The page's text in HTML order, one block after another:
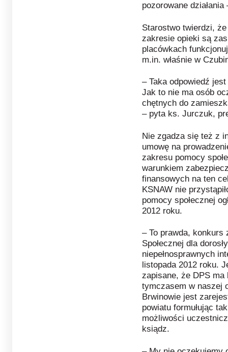
pozorowane
Starostwo twierdzi,
zakresie opieki są
placówkach
m.in. właśnie w
– Taka odpowiedź
Jak to nie ma osób
chętnych do
– pyta ks. Jurczuk,
Nie zgadza się też z
umowę na
zakresu pomocy
warunkiem
finansowych na ten
KSNAW nie
pomocy społecznej
2012 roku.
– To prawda, konkurs
Społecznej dla
niepełnosprawnych
listopada 2012 roku.
zapisane, że DPS
tymczasem w naszej
Brwinowie jest
powiatu formułując
możliwości
ksiądz.